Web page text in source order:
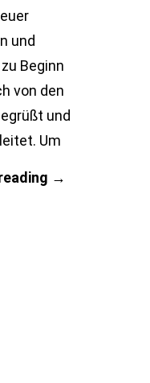
und
Beginn
von den
und
Um
Azubireise
→